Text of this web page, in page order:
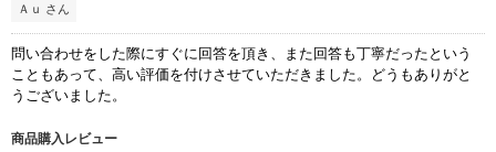
Ａｕ さん
問い合わせをした際にすぐに回答を頂き、また回答も丁寧だったという
こともあって、高い評価を付けさせていただきました。どうもありがと
うございました。
商品購入レビュー